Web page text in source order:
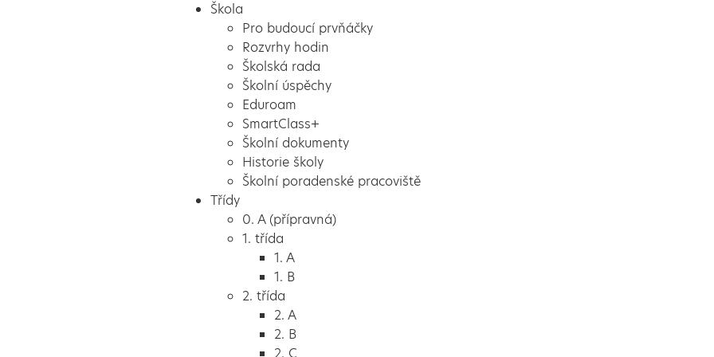
Škola
Pro budoucí prvňáčky
Rozvrhy hodin
Školská rada
Školní úspěchy
Eduroam
SmartClass+
Školní dokumenty
Historie školy
Školní poradenské pracoviště
Třídy
0. A (přípravná)
1. třída
1. A
1. B
2. třída
2. A
2. B